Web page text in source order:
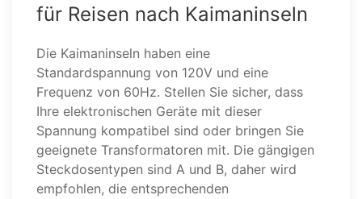
für Reisen nach Kaimaninseln
Die Kaimaninseln haben eine
Standardspannung von 120V und eine
Frequenz von 60Hz. Stellen Sie sicher, dass
Ihre elektronischen Geräte mit dieser
Spannung kompatibel sind oder bringen Sie
geeignete Transformatoren mit. Die gängigen
Steckdosentypen sind A und B, daher wird
empfohlen, die entsprechenden